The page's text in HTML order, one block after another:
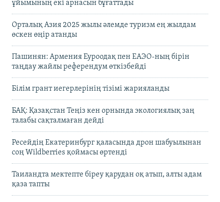
ұйымының екі арнасын бұғаттады
Орталық Азия 2025 жылы әлемде туризм ең жылдам
өскен өңір атанды
Пашинян: Армения Еуроодақ пен ЕАЭО-ның бірін
таңдау жайлы референдум өткізбейді
Білім грант иегерлерінің тізімі жарияланды
БАҚ: Қазақстан Теңіз кен орнында экологиялық заң
талабы сақталмаған дейді
Ресейдің Екатеринбург қаласында дрон шабуылынан
соң Wildberries қоймасы өртенді
Таиландта мектепте біреу қарудан оқ атып, алты адам
қаза тапты